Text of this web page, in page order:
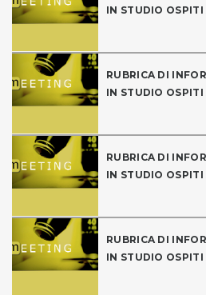
IN STUDIO OSPITI
RUBRICA DI
IN STUDIO OSPITI
RUBRICA DI
IN STUDIO OSPITI
RUBRICA DI
IN STUDIO OSPITI